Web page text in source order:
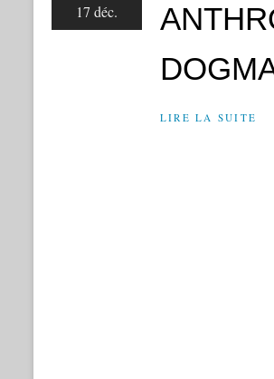
17 déc.
LIRE LA SUITE